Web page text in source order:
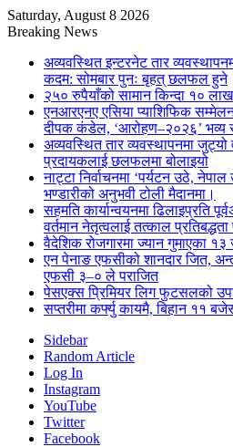
Saturday, August 8 2026
Breaking News
अव्यवस्थित इन्टरनेट तार
कदम: सोमबार पुनः बृहत् छलफल हुने
२५० रुपैयाँको सामान किन्दा १०
एनआरएनए एसिया प्याशिफिक
दीपक कंडेल, ‘आरोहण–२०२६’ भव्य
अव्यवस्थित तार व्यवस्थापनमा
प्रदायकलाई छलफलमा बोलाइयो
नाट्टा निर्वाचनमा ‘पर्यटन उठे,
भण्डारीको अनुभवी टोली मैदानमा।
सहमति कार्यान्वयनमा ढिलाइप्रति
वर्तमान नेतृत्वलाई तत्काल
वैदेशिक रोजगारमा ज्यान गुमाएका
एन पेनाङ एफसीको शानदार जित,
एफसी ३–० ले पराजित
पेसएक्स प्रिमियर लिग फुटसलको
सप्तरीमा कर्फ्यु कायमै, बिहान ११
Sidebar
Random Article
Log In
Instagram
YouTube
Twitter
Facebook